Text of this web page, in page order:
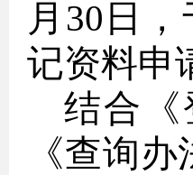
月30日
记资料申
结合
《查询